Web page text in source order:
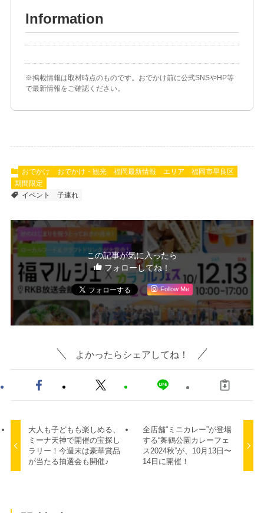
Information
※掲載情報は取材時点のものです。おでかけ前に公式SNSやHP等
で最新情報をご確認ください。
おでかけ おでかけ・観光 福岡最新情報 エリア
福岡市早良区
期間限定
イベント
子連れ
この記事が気に入ったら
フォローしてね！
Follow Me
よかったらシェアしてね！
大人も子どもも楽しめる、
ミーナ天神で開催の宝探し
ラリー！今週末は豪華賞品
が当たる抽選会も開催♪
全店舗“ミニカレー”が登場
する“舞鶴公園カレーフェ
ス2024秋”が、10月13日〜
14日に開催！